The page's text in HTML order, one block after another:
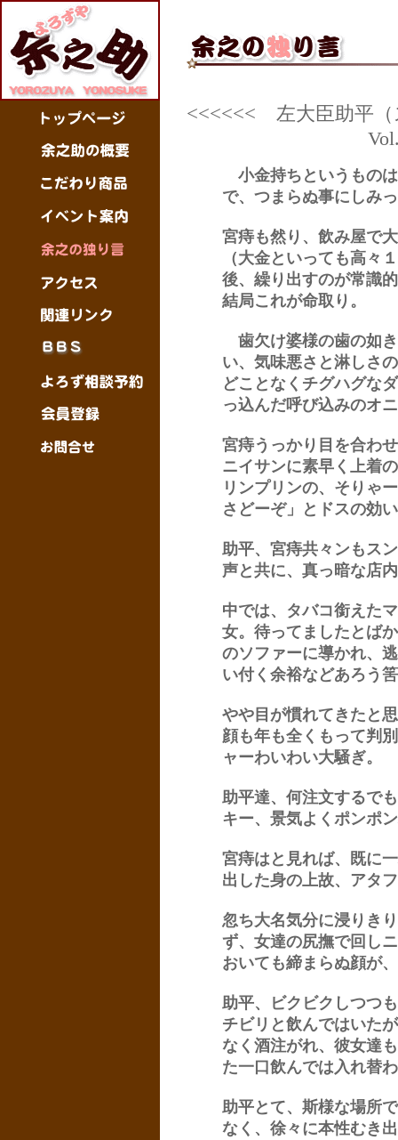
<<<<<< 左大臣助平
小金持ちというもの
で、つまらぬ事にしみ
宮痔も然り、飲み屋で
（大金といっても高々
後、繰り出すのが常識
結局これが命取り。
歯欠け婆様の歯の如
い、気味悪さと淋しさ
どことなくチグハグな
っ込んだ呼び込みのオ
宮痔うっかり目を合わ
ニイサンに素早く上着
リンプリンの、そりゃ
さどーぞ」とドスの効
助平、宮痔共々ンもス
声と共に、真っ暗な店
中では、タバコ銜えた
女。待ってましたとば
のソファーに導かれ、
い付く余裕などあろう
やや目が慣れてきたと
顔も年も全くもって判
ャーわいわい大騒ぎ。
助平達、何注文するで
キー、景気よくポンポ
宮痔はと見れば、既に
出した身の上故、アタ
忽ち大名気分に浸りき
ず、女達の尻撫で回し
おいても締まらぬ顔が
助平、ビクビクしつつ
チビリと飲んではいた
なく酒注がれ、彼女達
た一口飲んでは入れ替
助平とて、斯様な場所
なく、徐々に本性むき